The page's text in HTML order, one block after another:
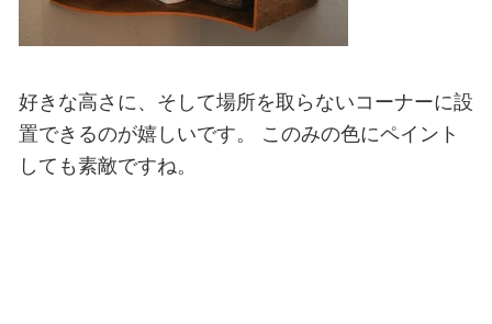
好きな高さに、そして場所を取らないコーナーに設
置できるのが嬉しいです。
このみの色にペイント
しても素敵ですね。